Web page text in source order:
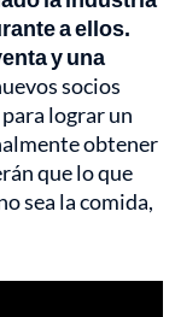
a ellos.
y una
socios
lograr un
obtener
que lo que
sea la comida,